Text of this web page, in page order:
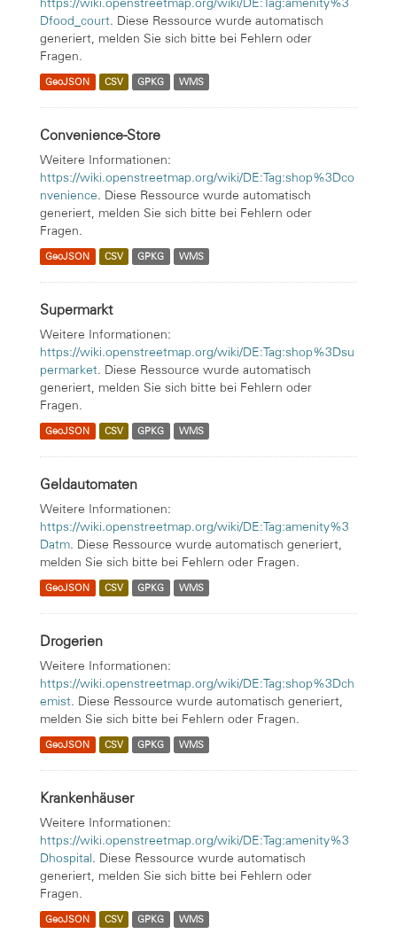
Dfood_court. Diese Ressource wurde automatisch
generiert, melden Sie sich bitte bei Fehlern oder
Fragen.
GeoJSON CSV GPKG WMS
Convenience-Store
Weitere Informationen:
https://wiki.openstreetmap.org/wiki/DE:Tag:shop%3Dco
nvenience. Diese Ressource wurde automatisch
generiert, melden Sie sich bitte bei Fehlern oder
Fragen.
GeoJSON CSV GPKG WMS
Supermarkt
Weitere Informationen:
https://wiki.openstreetmap.org/wiki/DE:Tag:shop%3Dsu
permarket. Diese Ressource wurde automatisch
generiert, melden Sie sich bitte bei Fehlern oder
Fragen.
GeoJSON CSV GPKG WMS
Geldautomaten
Weitere Informationen:
https://wiki.openstreetmap.org/wiki/DE:Tag:amenity%3
Datm. Diese Ressource wurde automatisch generiert,
melden Sie sich bitte bei Fehlern oder Fragen.
GeoJSON CSV GPKG WMS
Drogerien
Weitere Informationen:
https://wiki.openstreetmap.org/wiki/DE:Tag:shop%3Dch
emist. Diese Ressource wurde automatisch generiert,
melden Sie sich bitte bei Fehlern oder Fragen.
GeoJSON CSV GPKG WMS
Krankenhäuser
Weitere Informationen:
https://wiki.openstreetmap.org/wiki/DE:Tag:amenity%3
Dhospital. Diese Ressource wurde automatisch
generiert, melden Sie sich bitte bei Fehlern oder
Fragen.
GeoJSON CSV GPKG WMS